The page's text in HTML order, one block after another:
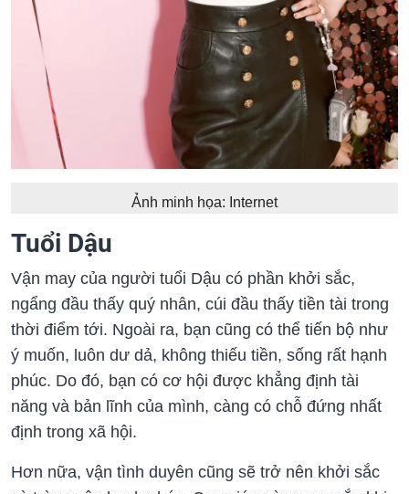
Ảnh minh họa: Internet
Tuổi Dậu
Vận may của người tuổi Dậu có phần khởi sắc,
ngẩng đầu thấy quý nhân, cúi đầu thấy tiền tài trong
thời điểm tới. Ngoài ra, bạn cũng có thể tiến bộ như
ý muốn, luôn dư dả, không thiếu tiền, sống rất hạnh
phúc. Do đó, bạn có cơ hội được khẳng định tài
năng và bản lĩnh của mình, càng có chỗ đứng nhất
định trong xã hội.
Hơn nữa, vận tình duyên cũng sẽ trở nên khởi sắc